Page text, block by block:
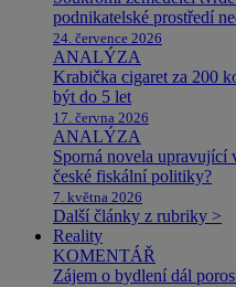
podnikatelské prostředí
24. července 2026
ANALÝZA
Krabička cigaret za 200
být do 5 let
17. června 2026
ANALÝZA
Sporná novela upravující
české fiskální politiky?
7. května 2026
Další články z rubriky >
Reality
KOMENTÁŘ
Zájem o bydlení dál